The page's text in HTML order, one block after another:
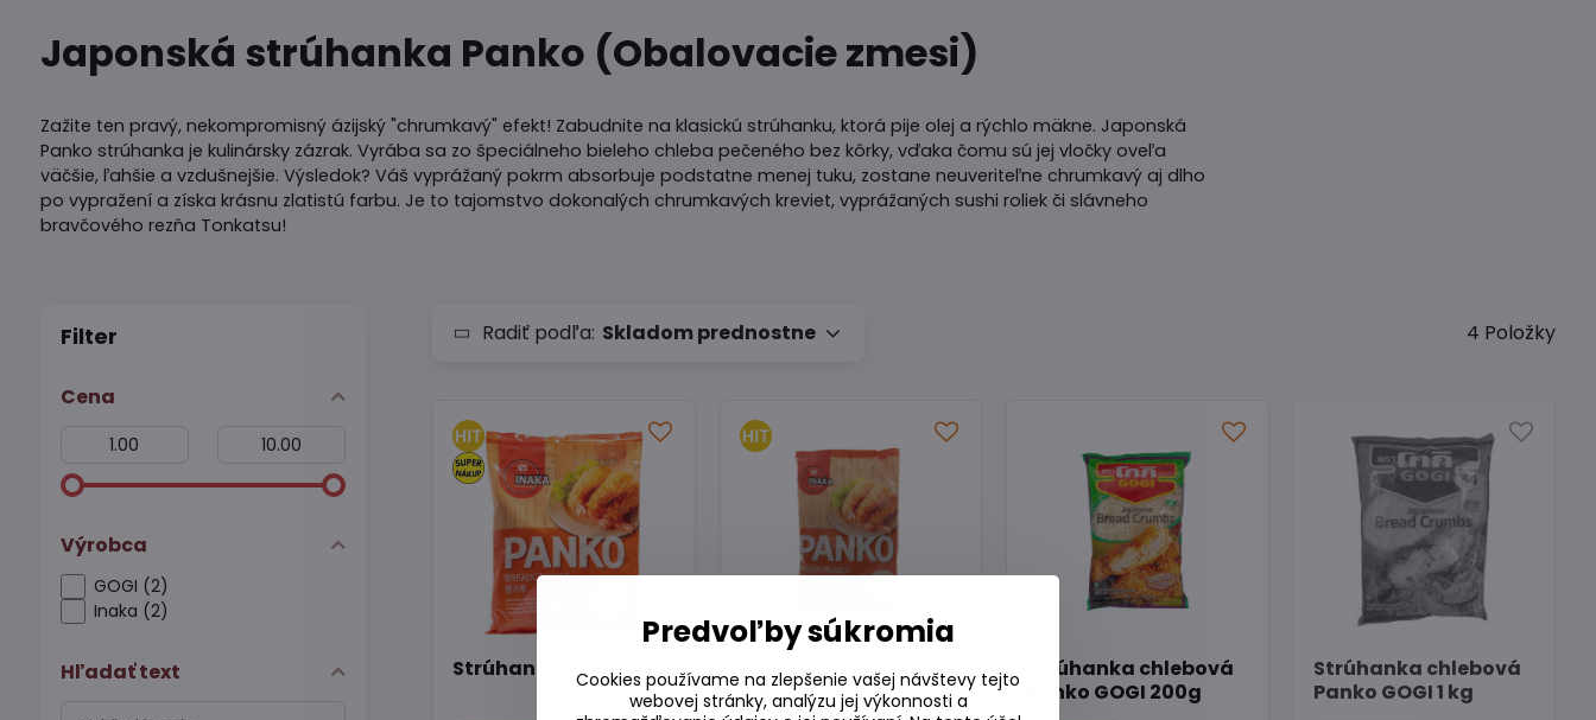
Japonská strúhanka Panko (Obalovacie zmesi)
Zažite ten pravý, nekompromisný ázijský "chrumkavý" efekt! Zabudnite na klasickú strúhanku, ktorá pije olej a rýchlo mäkne. Japonská
Panko strúhanka je kulinársky zázrak. Vyrába sa zo špeciálneho bieleho chleba pečeného bez kôrky, vďaka čomu sú jej vločky oveľa
väčšie, ľahšie a vzdušnejšie. Výsledok? Váš vyprážaný pokrm absorbuje podstatne menej tuku, zostane neuveriteľne chrumkavý aj dlho
po vypražení a získa krásnu zlatistú farbu. Je to tajomstvo dokonalých chrumkavých kreviet, vyprážaných sushi roliek či slávneho
bravčového rezňa Tonkatsu!
Radiť podľa: Skladom prednostne 4 Položky
Strúhanka Panko 1 kg
Strúhanka Panko
200g
Strúhanka chlebová
Panko GOGI 200g
Strúhanka chlebová
Panko GOGI 1 kg
Filter
Cena
Výrobca
GOGI (2)
Inaka (2)
Hľadať text
Prehľadať
Predvoľby súkromia
Cookies používame na zlepšenie vašej návštevy tejto
webovej stránky, analýzu jej výkonnosti a